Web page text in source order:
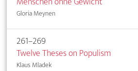
Gloria Meynen
261–269
Twelve Theses on Populism
Klaus Mladek